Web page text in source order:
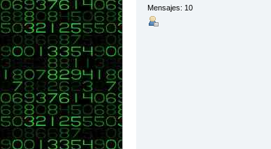
Mensajes: 10